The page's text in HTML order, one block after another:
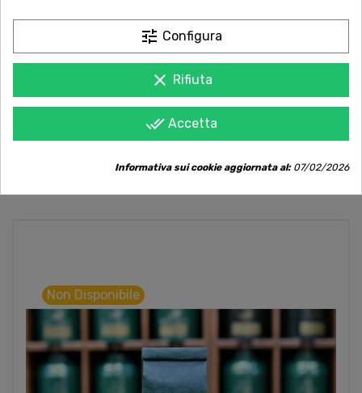
Contattaci online oppure chiama per
qualsiasi informazione.
BANCHA (Giappone): Tè verde a foglie grandi schiacciate e di
color verde intenso. Dal sapore fresco, leggermente amarognolo,
è un tè a basso contenuto di teina
POTREBBE PIACERTI ANCHE
Non Disponibile
tune Configura
clear Rifiuta
done_all Accetta
Informativa sui cookie aggiornata al:07/02/2026